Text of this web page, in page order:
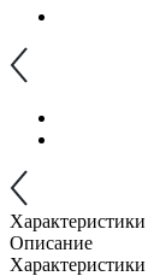
Характеристики
Описание
Характеристики